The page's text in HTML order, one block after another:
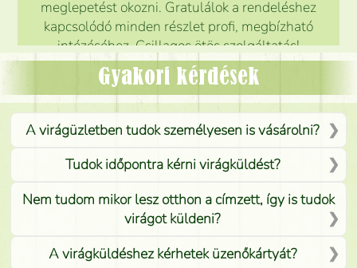
meglepetést okozni. Gratulálok a rendeléshez
kapcsolódó minden részlet profi, megbízható
intézéséhez. Csillagos ötös szolgáltatás!
Mónika
Gyakori kérdések
A virágüzletben tudok személyesen is vásárolni?
Tudok időpontra kérni virágküldést?
Nem tudom mikor lesz otthon a címzett, így is tudok
virágot küldeni?
A virágküldéshez kérhetek üzenőkártyát?